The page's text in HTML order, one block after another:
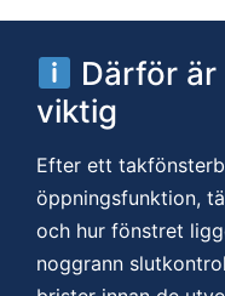
Därför
viktig
Efter ett
öppningsfunktion,
och hur fönstret
noggrann